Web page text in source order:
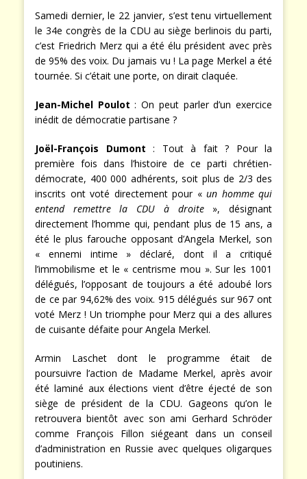
Samedi dernier, le 22 janvier, s’est tenu virtuellement
le 34e congrès de la CDU au siège berlinois du parti,
c’est Friedrich Merz qui a été élu président avec près
de 95% des voix. Du jamais vu ! La page Merkel a été
tournée. Si c’était une porte, on dirait claquée.
Jean-Michel Poulot : On peut parler d’un exercice
inédit de démocratie partisane ?
Joël-François Dumont : Tout à fait ? Pour la
première fois dans l’histoire de ce parti chrétien-
démocrate, 400 000 adhérents, soit plus de 2/3 des
inscrits ont voté directement pour « un homme qui
entend remettre la CDU à droite», désignant
directement l’homme qui, pendant plus de 15 ans, a
été le plus farouche opposant d’Angela Merkel, son
« ennemi intime » déclaré, dont il a critiqué
l’immobilisme et le « centrisme mou ». Sur les 1001
délégués, l’opposant de toujours a été adoubé lors
de ce par 94,62% des voix. 915 délégués sur 967 ont
voté Merz ! Un triomphe pour Merz qui a des allures
de cuisante défaite pour Angela Merkel.
Armin Laschet dont le programme était de
poursuivre l’action de Madame Merkel, après avoir
été laminé aux élections vient d’être éjecté de son
siège de président de la CDU. Gageons qu’on le
retrouvera bientôt avec son ami Gerhard Schröder
comme François Fillon siégeant dans un conseil
d’administration en Russie avec quelques oligarques
poutiniens.